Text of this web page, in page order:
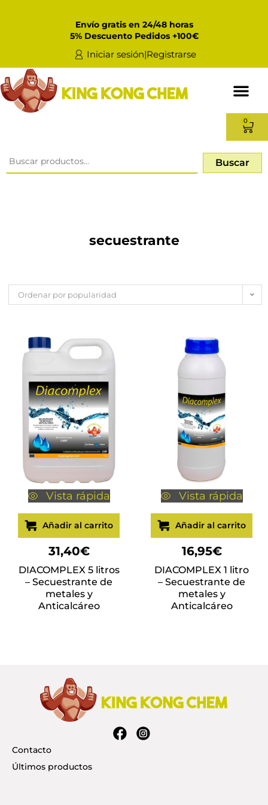
Envío gratis en 24/48 horas
5% Descuento Pedidos +100€
Iniciar sesión|Registrarse
0
Buscar
secuestrante
Ordenar por popularidad
Vista rápida
Añadir al carrito
31,40€
DIACOMPLEX 5 litros
– Secuestrante de
metales y
Anticalcáreo
Vista rápida
Añadir al carrito
16,95€
DIACOMPLEX 1 litro
– Secuestrante de
metales y
Anticalcáreo
Contacto
Últimos productos